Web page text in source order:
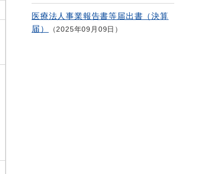
医療法人事業報告書等届出書（決算
届）
2025年09月09日